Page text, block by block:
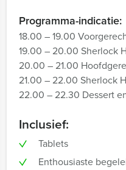
Programma-indicatie:
18.00 – 19.00
19.00 – 20.00 Sherlock
20.00 – 21.00
21.00 – 22.00 Sherlock
22.00 – 22.30 Dessert
Inclusief:
Tablets
Enthousiaste